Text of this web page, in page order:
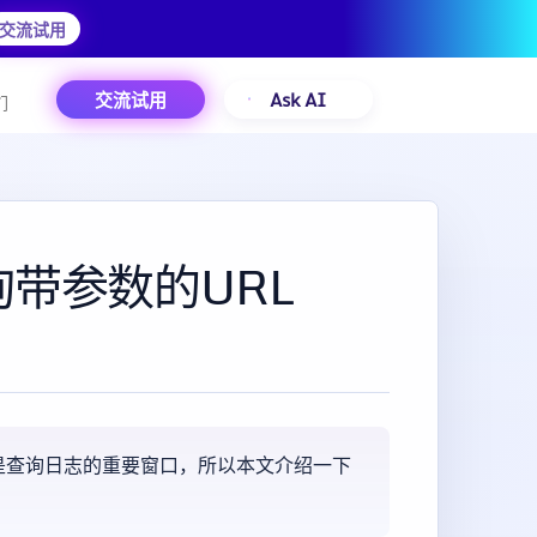
交流试用
交流试用 Ask AI
参数的URL
询日志的重要窗口，所以本文介绍一下